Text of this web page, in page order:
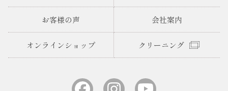
お客様の声 会社案内
オンラインショップ クリーニング